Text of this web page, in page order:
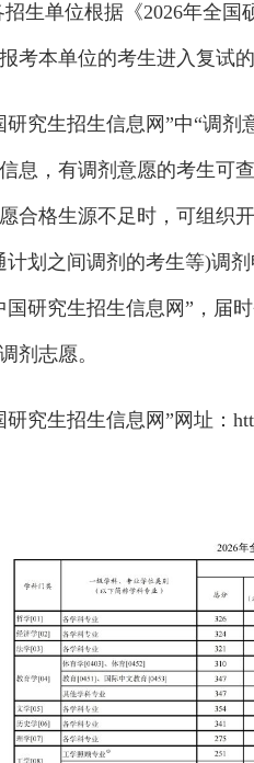
生单位根据《2026年全
考本单位的考生进入复试
生招生信息网”中“调剂
息，有调剂意愿的考生可
合格生源不足时，可组织
计划之间调剂的考生等)调
国研究生招生信息网”，届
剂志愿。
生招生信息网”网址：